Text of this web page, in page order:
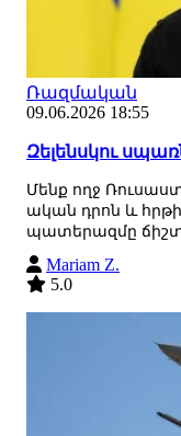
Ռազմական
09.06.2026 18:55
Զելենսկու
Մենք ողջ
ական դրոն և
պատերազմը ճիշտ
Mariam Z.
5.0